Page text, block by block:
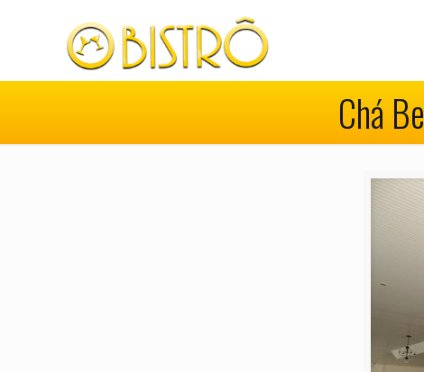
Chá